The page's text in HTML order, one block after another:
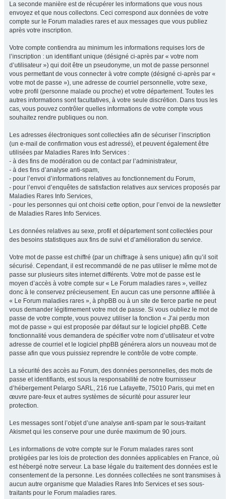
La seconde manière est de récupérer les informations que vous nous
envoyez et que nous collectons. Ceci correspond aux données de votre
compte sur le Forum maladies rares et aux messages que vous publiez
après votre inscription.
Votre compte contiendra au minimum les informations requises lors de
l’inscription : un identifiant unique (désigné ci-après par « votre nom
d’utilisateur ») qui doit être un pseudonyme, un mot de passe personnel
vous permettant de vous connecter à votre compte (désigné ci-après par «
votre mot de passe »), une adresse de courriel personnelle, votre sexe,
votre profil (personne malade ou proche) et votre département. Toutes les
autres informations sont facultatives, à votre seule discrétion. Dans tous les
cas, vous pouvez contrôler quelles informations de votre compte vous
souhaitez rendre publiques ou non.
Les adresses électroniques sont collectées afin de sécuriser l’inscription
(un e-mail de confirmation vous est adressé), et peuvent également être
utilisées par Maladies Rares Info Services :
- à des fins de modération ou de contact par l’administrateur,
- à des fins d’analyse anti-spam,
- pour l’envoi d’informations relatives au fonctionnement du Forum,
- pour l’envoi d’enquêtes de satisfaction relatives aux services proposés par
Maladies Rares Info Services,
- pour les personnes qui ont choisi cette option, pour l’envoi de la newsletter
de Maladies Rares Info Services.
Les données relatives au sexe, profil et département sont collectées pour
des besoins statistiques aux fins de suivi et d’amélioration du service.
Votre mot de passe est chiffré (par un chiffrage à sens unique) afin qu’il soit
sécurisé. Cependant, il est recommandé de ne pas utiliser le même mot de
passe sur plusieurs sites internet différents. Votre mot de passe est le
moyen d’accès à votre compte sur « Le Forum maladies rares », veillez
donc à le conservez précieusement. En aucun cas une personne affiliée à
« Le Forum maladies rares », à phpBB ou à un site de tierce partie ne peut
vous demander légitimement votre mot de passe. Si vous oubliez le mot de
passe de votre compte, vous pouvez utiliser la fonction « J’ai perdu mon
mot de passe » qui est proposée par défaut sur le logiciel phpBB. Cette
fonctionnalité vous demandera de spécifier votre nom d’utilisateur et votre
adresse de courriel et le logiciel phpBB générera alors un nouveau mot de
passe afin que vous puissiez reprendre le contrôle de votre compte.
La sécurité des accès au Forum, des données personnelles, des mots de
passe et identifiants, est sous la responsabilité de notre fournisseur
d’hébergement Pelargo SARL, 216 rue Lafayette, 75010 Paris, qui met en
œuvre pare-feux et autres systèmes de sécurité pour assurer leur
protection.
Les messages sont l’objet d’une analyse anti-spam par le sous-traitant
Akismet qui les conserve pour une durée maximum de 90 jours.
Les informations de votre compte sur le Forum malades rares sont
protégées par les lois de protection des données applicables en France, où
est hébergé notre serveur. La base légale du traitement des données est le
consentement de la personne. Les données collectées ne sont transmises à
aucun autre organisme que Maladies Rares Info Services et ses sous-
traitants pour le Forum maladies rares.